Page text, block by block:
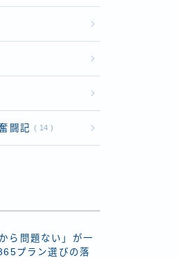
闘記 14
ら問題ない」が一
プラン選びの落